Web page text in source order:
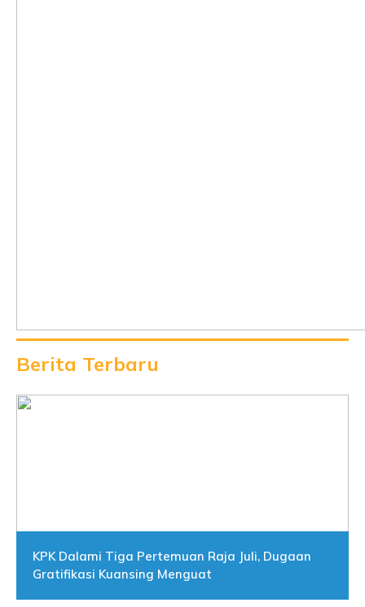
Berita Terbaru
KPK Dalami Tiga Pertemuan Raja Juli, Dugaan
Gratifikasi Kuansing Menguat